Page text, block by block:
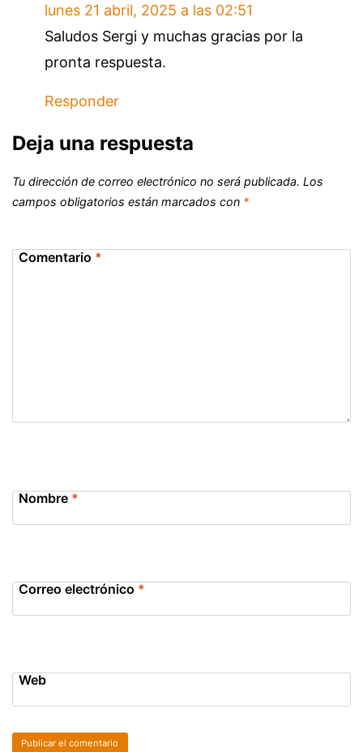
lunes 21 abril, 2025 a las 02:51
Saludos Sergi y muchas gracias por la
pronta respuesta.
Responder
Deja una respuesta
Tu dirección de correo electrónico no será publicada. Los
campos obligatorios están marcados con *
Comentario *
Nombre *
Correo electrónico *
Web